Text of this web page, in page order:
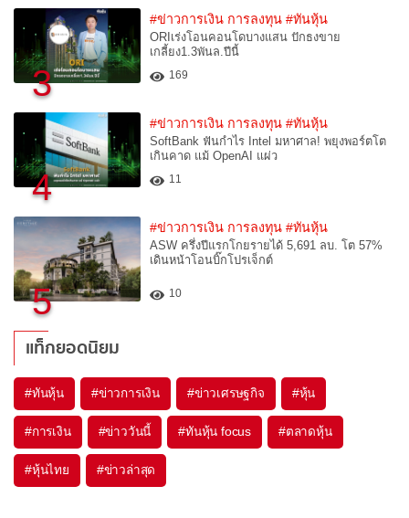
3
#ข่าวการเงิน การลงทุน #ทันหุ้น
ORIเร่งโอนคอนโดบางแสน ปักธงขาย
เกลี้ยง1.3พันล.ปีนี้
169
4
#ข่าวการเงิน การลงทุน #ทันหุ้น
SoftBank ฟันกำไร Intel มหาศาล! พยุงพอร์ตโต
เกินคาด แม้ OpenAI แผ่ว
11
5
#ข่าวการเงิน การลงทุน #ทันหุ้น
ASW ครึ่งปีแรกโกยรายได้ 5,691 ลบ. โต 57%
เดินหน้าโอนบิ๊กโปรเจ็กต์
10
แท็กยอดนิยม
#ทันหุ้น #ข่าวการเงิน #ข่าวเศรษฐกิจ #หุ้น
#การเงิน #ข่าววันนี้ #ทันหุ้น focus #ตลาดหุ้น
#หุ้นไทย #ข่าวล่าสุด